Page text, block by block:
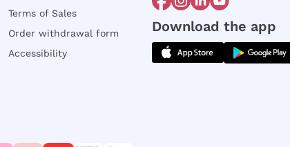
Terms of Sales
Order withdrawal form
Accessibility
Download the app